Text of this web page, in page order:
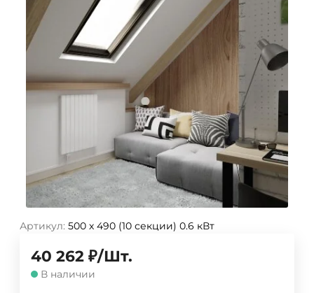
Артикул: 500 х 490 (10 секции) 0.6 кВт
40 262 ₽/Шт.
В наличии